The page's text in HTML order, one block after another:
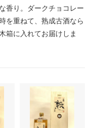
香り。ダークチョコレー
を重ねて、熟成古酒なら
箱に入れてお届けしま